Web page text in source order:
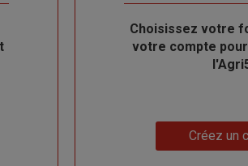
Body
Choisissez votre
votre compte
Créez un